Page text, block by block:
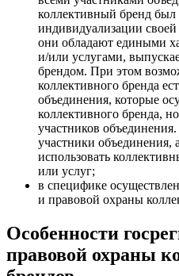
коллективный бренд был
индивидуализации
они обладают едиными
и/или услугами,
брендом. При этом
коллективного бренда
объединения, которые
коллективного бренда,
участников объединения
участники объединения,
использовать
или услуг;
в специфике
и правовой охраны
Особенности
правовой охраны